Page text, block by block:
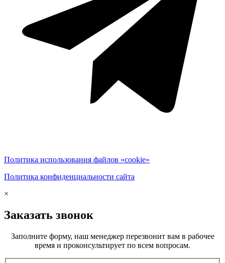
Политика использования файлов «cookie»
Политика конфиденциальности сайта
×
Заказать звонок
Заполните форму, наш менеджер перезвонит вам в рабочее
время и проконсультирует по всем вопросам.